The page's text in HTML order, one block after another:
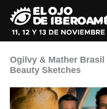
contenido
Ogilvy & Mather Brasil
Beauty Sketches